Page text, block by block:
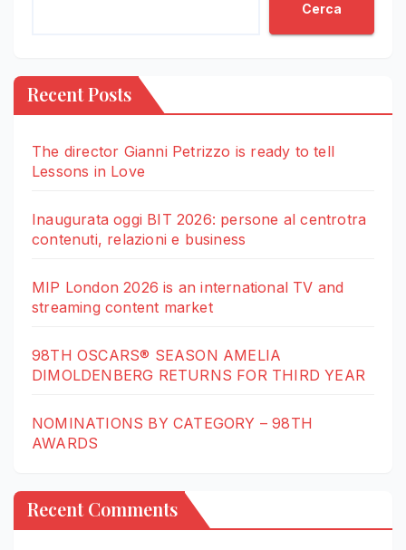
Cerca
Recent Posts
The director Gianni Petrizzo is ready to tell
Lessons in Love
Inaugurata oggi BIT 2026: persone al centrotra
contenuti, relazioni e business
MIP London 2026 is an international TV and
streaming content market
98TH OSCARS® SEASON AMELIA
DIMOLDENBERG RETURNS FOR THIRD YEAR
NOMINATIONS BY CATEGORY – 98TH
AWARDS
Recent Comments